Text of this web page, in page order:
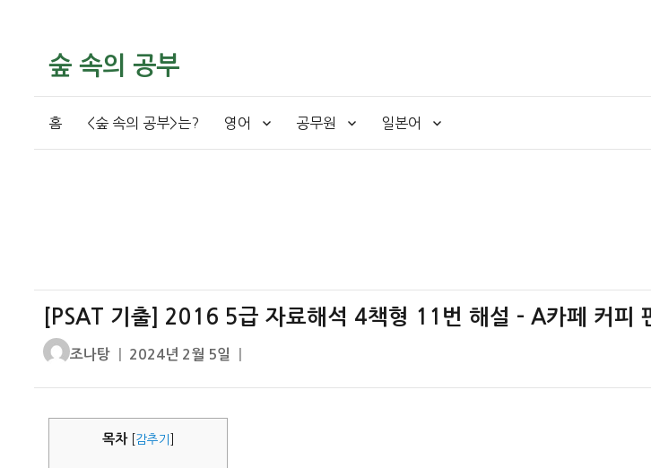
숲 속의 공부
홈 <숲 속의 공부>는? 영어 공무원 일본어
[PSAT 기출] 2016 5급 자료해석 4책형 11번 해설 – A카페 커피
글
조나탕
작
자
2024년 2월 5일
목차 감추기